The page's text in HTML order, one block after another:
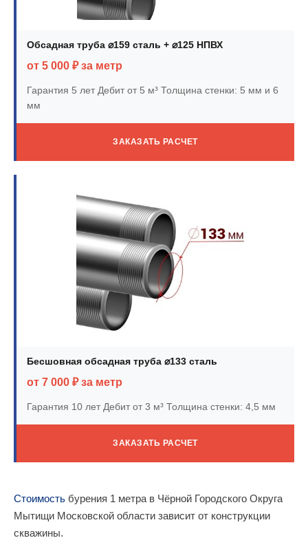
Обсадная труба ⌀159 сталь + ⌀125 НПВХ
от 5 000 ₽ за метр
Гарантия 5 летДебит от 5 м³ Толщина стенки: 5 мм и 6
мм
ЗАКАЗАТЬ РАСЧЕТ
Бесшовная обсадная труба ⌀133 сталь
от 7 000 ₽ за метр
Гарантия 10 летДебит от 3 м³ Толщина стенки: 4,5 мм
ЗАКАЗАТЬ РАСЧЕТ
Стоимость бурения 1 метра в Чёрной Городского Округа
Мытищи Московской области зависит от конструкции
скважины.